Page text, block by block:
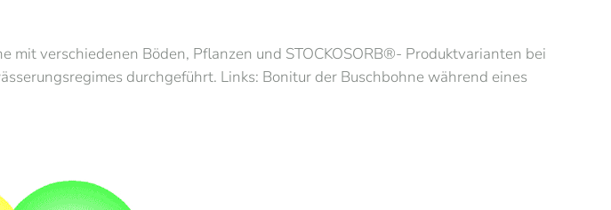
mit verschiedenen Böden, Pflanzen und STOCKOSORB®- Produktvarianten bei
durchgeführt. Links: Bonitur der Buschbohne während eines